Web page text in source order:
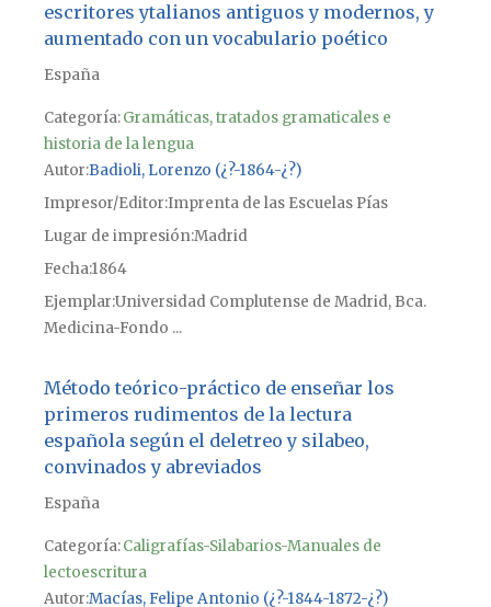
escritores ytalianos antiguos y modernos, y
aumentado con un vocabulario poético
España
Categoría:Gramáticas, tratados gramaticales e
historia de la lengua
Autor Badioli, Lorenzo (¿?-1864-¿?)
Impresor/Editor Imprenta de las Escuelas Pías
Lugar de impresiónMadrid
Fecha1864
Ejemplar Universidad Complutense de Madrid, Bca.
Medicina-Fondo ...
Método teórico-práctico de enseñar los
primeros rudimentos de la lectura
española según el deletreo y silabeo,
convinados y abreviados
España
Categoría:Caligrafías-Silabarios-Manuales de
lectoescritura
Autor Macías, Felipe Antonio (¿?-1844-1872-¿?)